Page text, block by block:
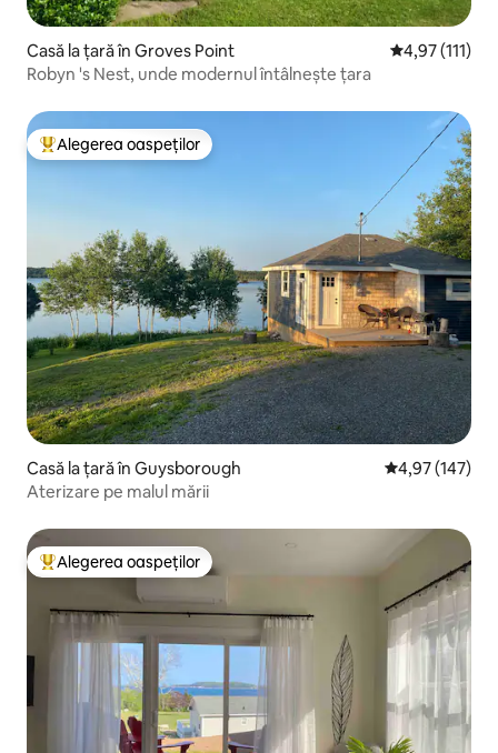
Casă la țară în Groves Point Scor mediu
4,97 (111)
Robyn 's Nest, unde modernul întâlnește țara
Locuință din topul categoriei Alegerea oaspeților
Alegerea oaspeților
Casă la țară în Guysborough Scor mediu de
4,97 (147)
Aterizare pe malul mării
Locuință din topul categoriei Alegerea oaspeților
Alegerea oaspeților